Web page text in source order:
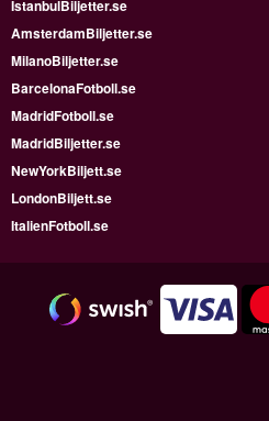
IstanbulBiljetter.se
AmsterdamBiljetter.se
MilanoBiljetter.se
BarcelonaFotboll.se
MadridFotboll.se
MadridBiljetter.se
NewYorkBiljett.se
LondonBiljett.se
ItalienFotboll.se